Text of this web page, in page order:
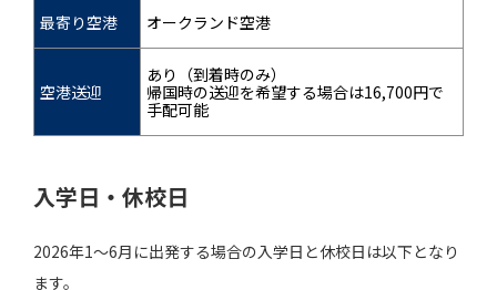
最寄り空港 オークランド空港
空港送迎
あり（到着時のみ）
帰国時の送迎を希望する場合は16,700円で
手配可能
入学日・休校日
2026年1～6月に出発する場合の入学日と休校日は以下となり
ます。